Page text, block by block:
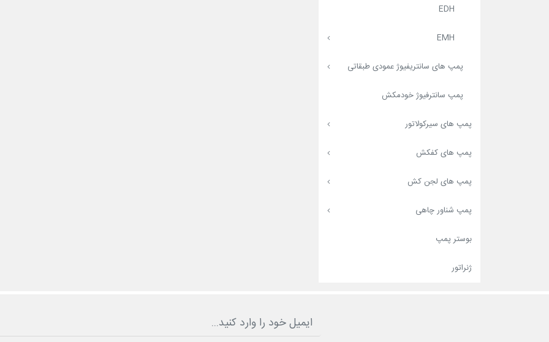
EDH
EMH
پمپ های سانتریفیوژ عمودی طبقاتی
پمپ سانترفیوژ خودمکش
پمپ های سیرکولاتور
پمپ های کفکش
پمپ های لجن کش
پمپ شناور چاهی
بوستر پمپ
ژنراتور